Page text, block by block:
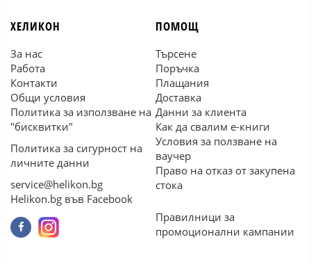
ХЕЛИКОН
За нас
Работа
Контакти
Общи условия
Политика за използване на
"бисквитки"
Политика за сигурност на
личните данни
service@helikon.bg
Helikon.bg във Facebook
ПОМОЩ
Търсене
Поръчка
Плащания
Доставка
Данни за клиента
Как да свалим е-книги
Условия за ползване на
ваучер
Право на отказ от закупена
стока
Правилници за
промоционални кампании